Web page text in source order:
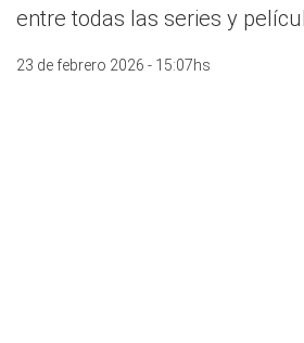
entre todas las series y
23 de febrero 2026 - 15:07hs